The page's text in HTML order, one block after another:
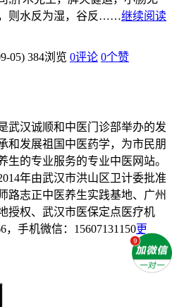
则水反为湿，谷反……继续阅读
05) 384浏览 0评论 0个赞
武汉诚顺和中医门诊部举办的发
和发展祖国中医药学，为市民朋
生的专业服务的专业中医网站。
年由武汉市洪山区卫计委批准
路志正中医养生实践基地、广州
授权、武汉市医保定点医疗机
，手机微信：15607131150更